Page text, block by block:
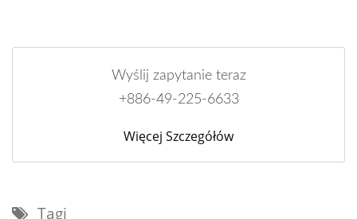
Wyślij zapytanie teraz
+886-49-225-6633
Więcej Szczegółów
Tagi